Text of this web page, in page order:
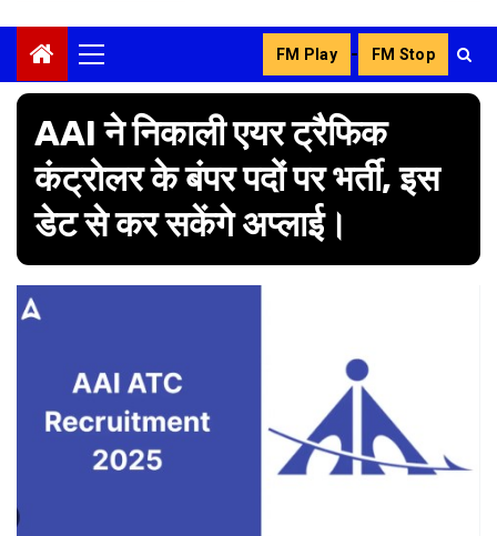
Primary
Menu
FM Play - FM Stop
AAI ने निकाली एयर ट्रैफिक
कंट्रोलर के बंपर पदों पर भर्ती, इस
डेट से कर सकेंगे अप्लाई।